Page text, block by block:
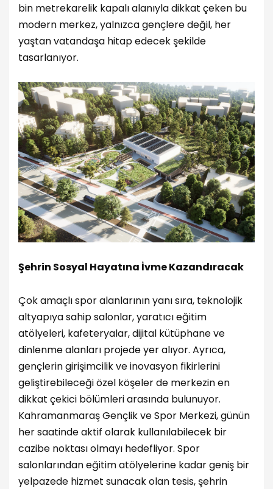
bin metrekarelik kapalı alanıyla dikkat çeken bu
modern merkez, yalnızca gençlere değil, her
yaştan vatandaşa hitap edecek şekilde
tasarlanıyor.
Şehrin Sosyal Hayatına İvme Kazandıracak
Çok amaçlı spor alanlarının yanı sıra, teknolojik
altyapıya sahip salonlar, yaratıcı eğitim
atölyeleri, kafeteryalar, dijital kütüphane ve
dinlenme alanları projede yer alıyor. Ayrıca,
gençlerin girişimcilik ve inovasyon fikirlerini
geliştirebileceği özel köşeler de merkezin en
dikkat çekici bölümleri arasında bulunuyor.
Kahramanmaraş Gençlik ve Spor Merkezi, günün
her saatinde aktif olarak kullanılabilecek bir
cazibe noktası olmayı hedefliyor. Spor
salonlarından eğitim atölyelerine kadar geniş bir
yelpazede hizmet sunacak olan tesis, şehrin